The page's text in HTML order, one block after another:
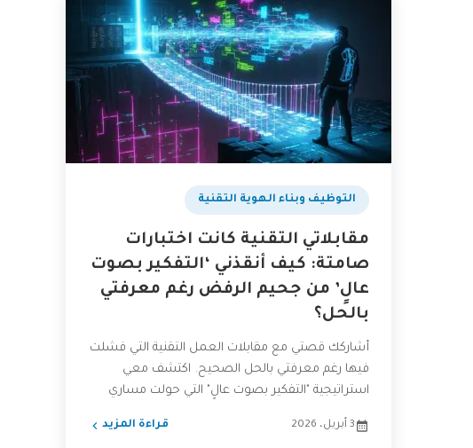
التوظيف وبناء الهوية التقنية
مقابلاتي التقنية كانت اختبارات
صامتة: كيف أنقذني ‘التفكير بصوت
عالٍ’ من جحيم الرفض رغم معرفتي
بالحل؟
أشاركك قصتي مع مقابلات العمل التقنية التي فشلت
فيها رغم معرفتي بالحل الصحيح. اكتشف معي
استراتيجية "التفكير بصوت عالٍ" التي حولت مساري
3 أبريل، 2026 قراءة المزيد